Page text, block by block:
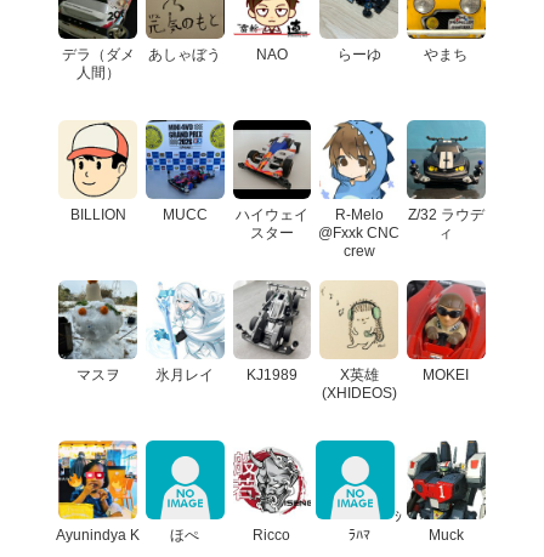
デラ（ダメ
人間）
あしゃぼう NAO らーゆ やまち
BILLION MUCC
ハイウェイ
スター
R-Melo
@Fxxk CNC
crew
Z/32 ラウデ
ィ
マスヲ 氷月レイ KJ1989
X英雄
(XHIDEOS)
MOKEI
Ayunindya K ほぺ Ricco
ｼ
ﾗﾊﾏ
Muck